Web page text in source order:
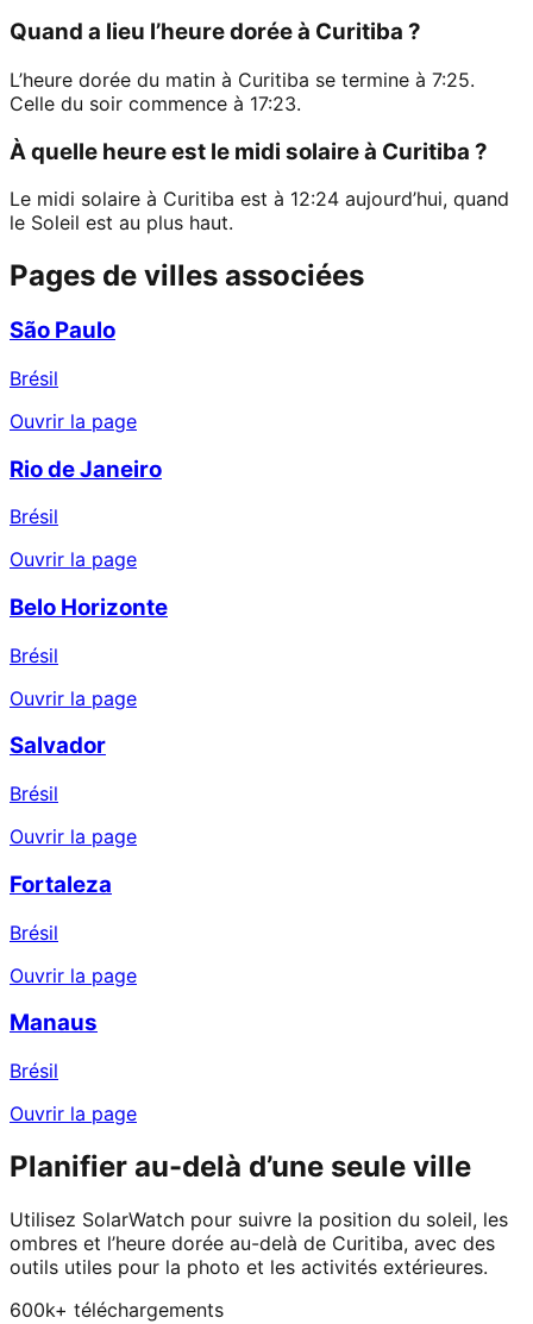
Quand a lieu l’heure dorée à Curitiba ?
L’heure dorée du matin à Curitiba se termine à 7:25.
Celle du soir commence à 17:23.
À quelle heure est le midi solaire à Curitiba ?
Le midi solaire à Curitiba est à 12:24 aujourd’hui, quand
le Soleil est au plus haut.
Pages de villes associées
São Paulo
Brésil
Ouvrir la page
Rio de Janeiro
Brésil
Ouvrir la page
Belo Horizonte
Brésil
Ouvrir la page
Salvador
Brésil
Ouvrir la page
Fortaleza
Brésil
Ouvrir la page
Manaus
Brésil
Ouvrir la page
Planifier au-delà d’une seule ville
Utilisez SolarWatch pour suivre la position du soleil, les
ombres et l’heure dorée au-delà de Curitiba, avec des
outils utiles pour la photo et les activités extérieures.
600k+ téléchargements